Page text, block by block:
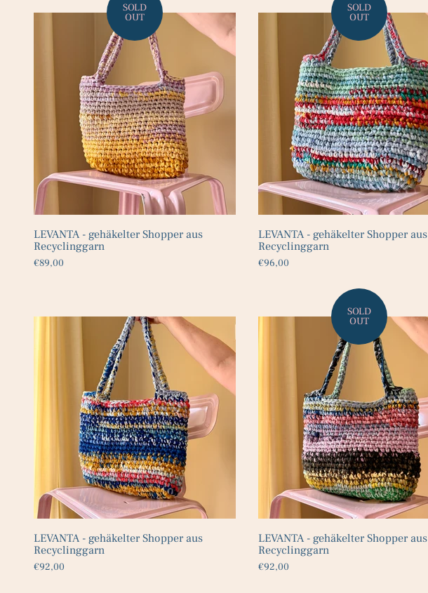
LEVANTA - gehäkelter Shopper aus
Recyclinggarn
€89,00
LEVANTA - gehäkelter Shopper aus
Recyclinggarn
€96,00
LEVANTA - gehäkelter Shopper aus
Recyclinggarn
€92,00
LEVANTA - gehäkelter Shopper aus
Recyclinggarn
€92,00